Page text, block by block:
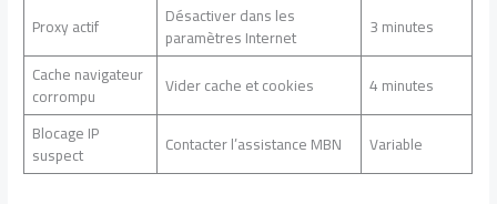
Proxy actif Désactiver dans les
paramètres Internet
3 minutes
Cache navigateur
corrompu Vider cache et cookies
4 minutes
Blocage IP
suspect Contacter l’assistance MBN Variable